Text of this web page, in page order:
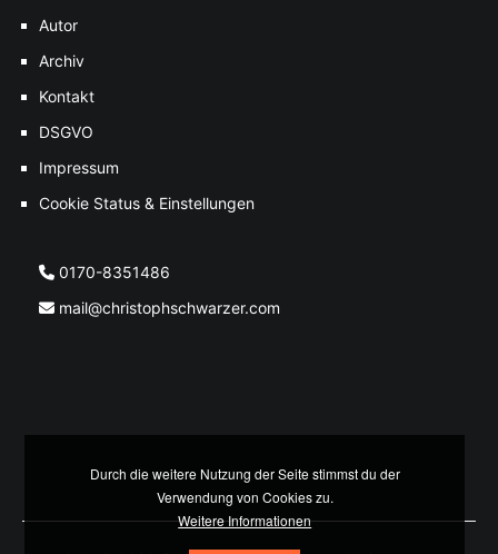
Autor
Archiv
Kontakt
DSGVO
Impressum
Cookie Status & Einstellungen
0170-8351486
mail@christophschwarzer.com
Durch die weitere Nutzung der Seite stimmst du der
Verwendung von Cookies zu.
Weitere Informationen